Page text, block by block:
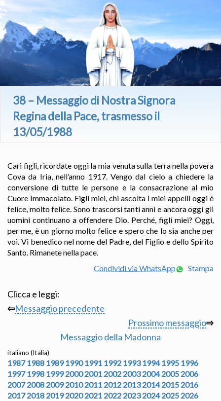
38 – Messaggio di Nostra Signora
Regina della Pace, trasmesso il
13/05/1988
Cari figli, ricordate oggi la mia venuta sulla terra nella povera
Cova da Iria, nell’anno 1917. Vengo dal cielo a chiedere la
conversione di tutte le persone e la consacrazione al mio
Cuore Immacolato. Figli miei, chi ascolta i miei appelli oggi è
felice, molto felice. Sono trascorsi tanti anni e ancora oggi gli
uomini continuano a offendere Dio. Perché, figli miei? Oggi,
per me, è un giorno molto felice e spero che lo sia anche per
voi. Vi benedico nel nome del Padre, del Figlio e dello Spirito
Santo. Rimanete nella pace.
Condividi via WhatsApp
Stampa
Clicca e leggi:
⇦Messaggio precedente
Prossimo messaggio⇨
Messaggio della Madonna
italiano (Italia)
1987 1988 1989 1990 1991 1992 1993 1994 1995 1996
1997 1998 1999 2000 2001 2002 2003 2004 2005 2006
2007 2008 2009 2010 2011 2012 2013 2014 2015 2016
2017 2018 2019 2020 2021 2022 2023 2024 2025 2026